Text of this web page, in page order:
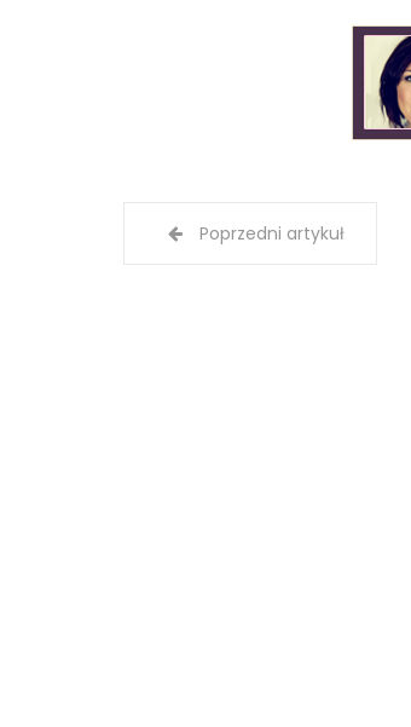
Poprzedni artykuł